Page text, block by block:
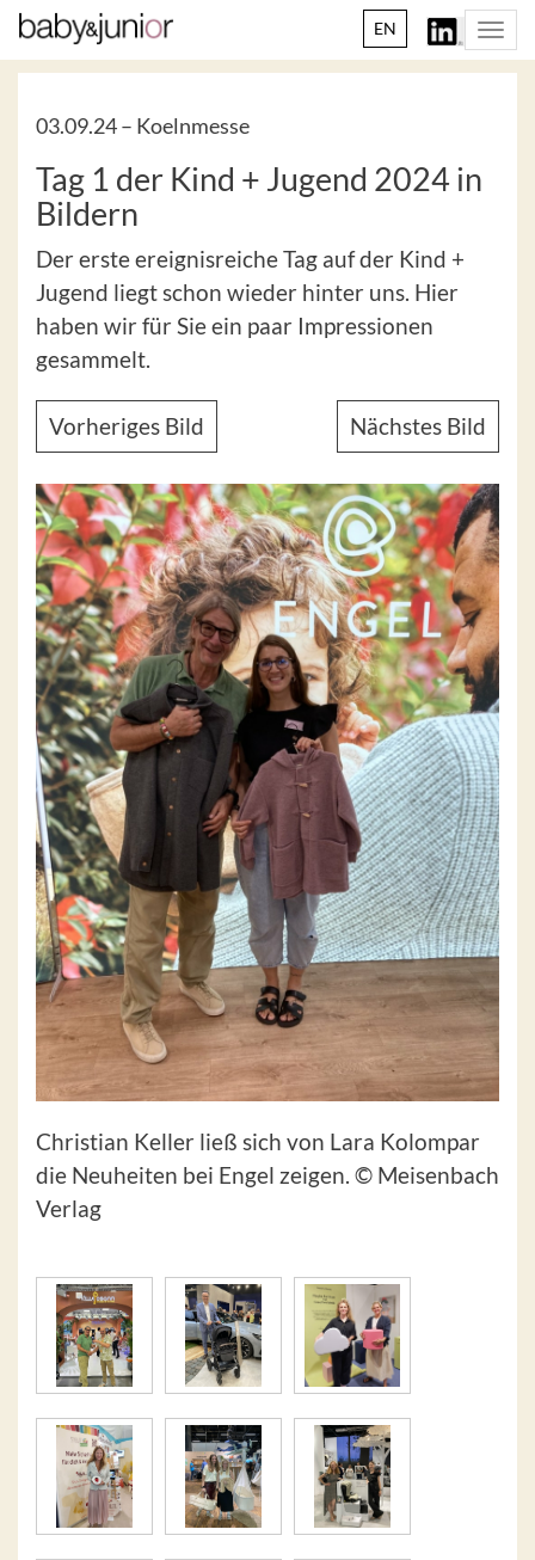
EN
03.09.24 – Koelnmesse
Tag 1 der Kind + Jugend 2024 in
Bildern
Der erste ereignisreiche Tag auf der Kind +
Jugend liegt schon wieder hinter uns. Hier
haben wir für Sie ein paar Impressionen
gesammelt.
Vorheriges Bild Nächstes Bild
Christian Keller ließ sich von Lara Kolompar
die Neuheiten bei Engel zeigen. © Meisenbach
Verlag